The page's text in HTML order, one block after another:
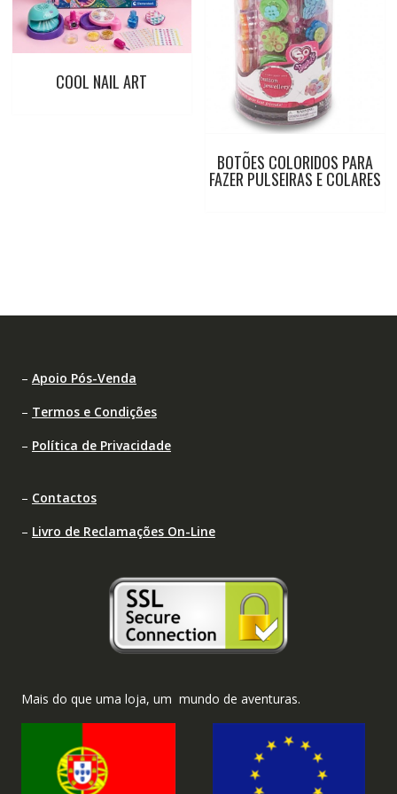
COOL NAIL ART
BOTÕES COLORIDOS PARA
FAZER PULSEIRAS E COLARES
– Apoio Pós-Venda
– Termos e Condições
– Política de Privacidade
– Contactos
– Livro de Reclamações On-Line
Mais do que uma loja, um mundo de aventuras.